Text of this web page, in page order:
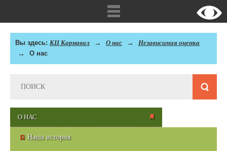
Вы здесь: КЦ Карнавал О нас
Независимая оценка
О нас
О НАС
Наша история